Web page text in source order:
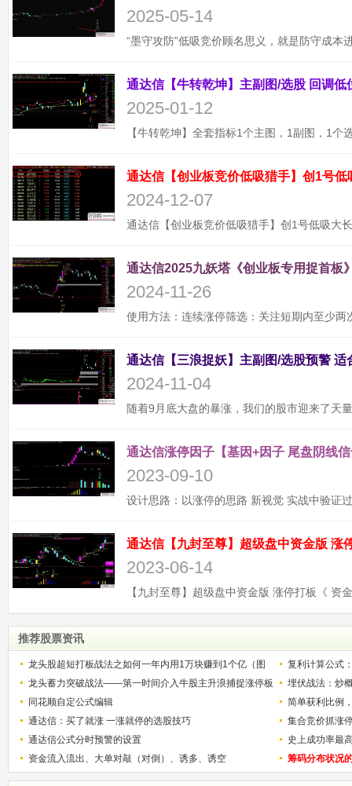
2025-05-14
2025-01-12
通达信【创业板竞价低吸猎手】创1号
2024-12-07
通达信2025九妖塔《创业板专用捉首板
2024-11-26
2024-11-04
通达信涨停因子【基因+因子 尾盘阴线
2023-09-10
2023-06-14
推荐股票资讯
龙头股超短打板战法之如何一年内用1万块赚到1个亿（图
解）
复利计算公式
少？
龙头蓄力突破战法——第一时间介入牛股主升浪捕捉涨停板
的技巧（图解）
埋伏战法：炒
同花顺自定公式编辑
简单获利比例
用
通达信：买了就涨 一涨就停的选股技巧
集合竞价抓涨
通达信公式分时预警的设置
史上成功率最
称选股法宝！
资金流入流出、大单对敲（对倒）、诱多、诱空 筹码分布状况